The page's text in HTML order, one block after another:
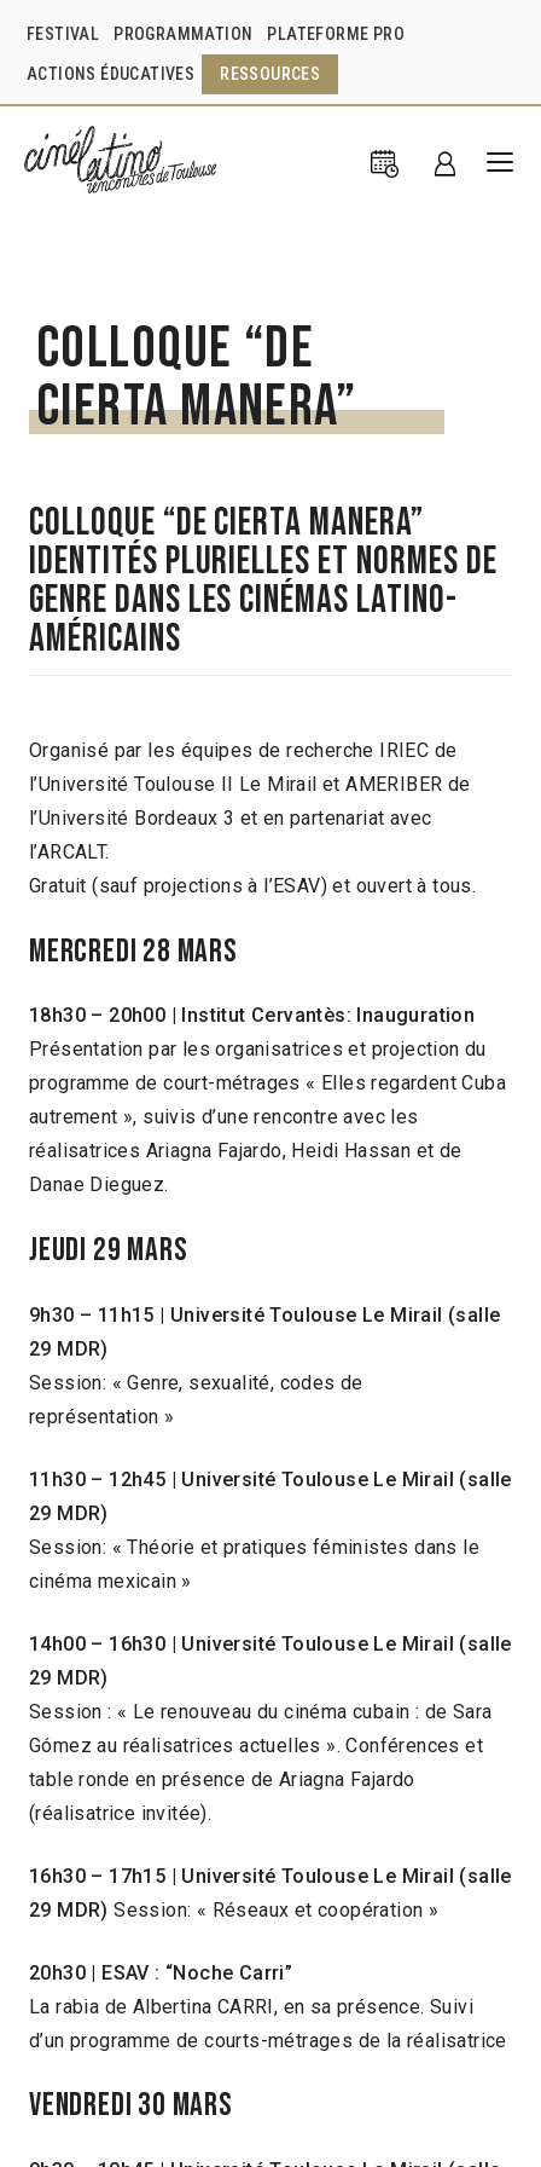
FESTIVAL PROGRAMMATION PLATEFORME PRO
ACTIONS ÉDUCATIVES RESSOURCES
Colloque “De
cierta manera”
Colloque “De cierta manera”
Identités plurielles et normes de
genre dans les cinémas latino-
américains
Organisé par les équipes de recherche IRIEC de
l’Université Toulouse II Le Mirail et AMERIBER de
l’Université Bordeaux 3 et en partenariat avec
l’ARCALT.
Gratuit (sauf projections à l’ESAV) et ouvert à tous.
Mercredi 28 Mars
18h30 – 20h00 | Institut Cervantès: Inauguration
Présentation par les organisatrices et projection du
programme de court-métrages « Elles regardent Cuba
autrement », suivis d’une rencontre avec les
réalisatrices Ariagna Fajardo, Heidi Hassan et de
Danae Dieguez.
Jeudi 29 Mars
9h30 – 11h15 | Université Toulouse Le Mirail (salle
29 MDR)
Session: « Genre, sexualité, codes de
représentation »
11h30 – 12h45 | Université Toulouse Le Mirail (salle
29 MDR)
Session: « Théorie et pratiques féministes dans le
cinéma mexicain »
14h00 – 16h30 | Université Toulouse Le Mirail (salle
29 MDR)
Session : « Le renouveau du cinéma cubain : de Sara
Gómez au réalisatrices actuelles ». Conférences et
table ronde en présence de Ariagna Fajardo
(réalisatrice invitée).
16h30 – 17h15 | Université Toulouse Le Mirail (salle
29 MDR) Session: « Réseaux et coopération »
20h30 | ESAV : “Noche Carri”
La rabia de Albertina CARRI, en sa présence. Suivi
d’un programme de courts-métrages de la réalisatrice
Vendredi 30 Mars